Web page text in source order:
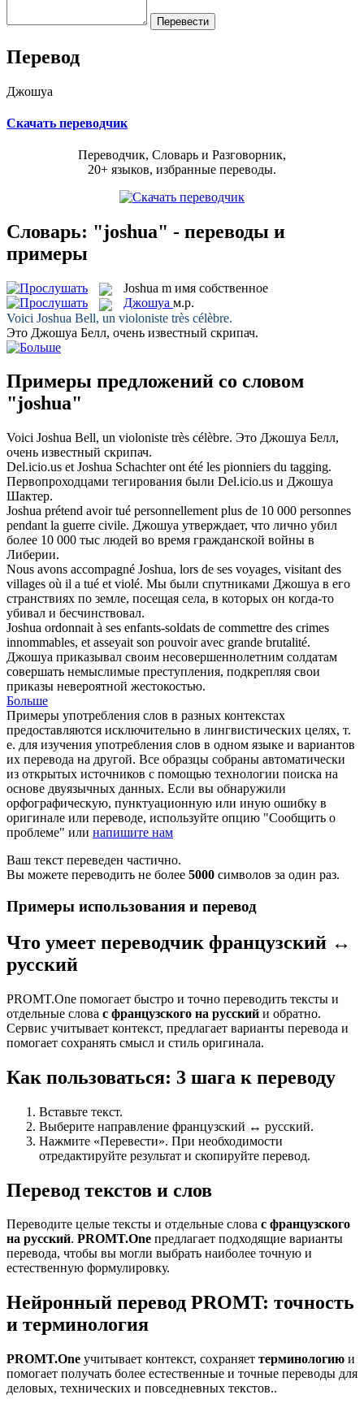
Перевод
Джошуа
Скачать переводчик
Переводчик, Словарь и Разговорник,
20+ языков, избранные переводы.
Словарь: "joshua" - переводы и
примеры
Joshua m имя собственное
Джошуа м.р.
Voici Joshua Bell, un violoniste très célèbre.
Это Джошуа Белл, очень известный скрипач.
Примеры предложений со словом
"joshua"
Voici Joshua Bell, un violoniste très célèbre. Это Джошуа Белл,
очень известный скрипач.
Del.icio.us et Joshua Schachter ont été les pionniers du tagging.
Первопроходцами тегирования были Del.icio.us и Джошуа
Шактер.
Joshua prétend avoir tué personnellement plus de 10 000 personnes
pendant la guerre civile. Джошуа утверждает, что лично убил
более 10 000 тыс людей во время гражданской войны в
Либерии.
Nous avons accompagné Joshua, lors de ses voyages, visitant des
villages où il a tué et violé. Мы были спутниками Джошуа в его
странствиях по земле, посещая села, в которых он когда-то
убивал и бесчинствовал.
Joshua ordonnait à ses enfants-soldats de commettre des crimes
innommables, et asseyait son pouvoir avec grande brutalité.
Джошуа приказывал своим несовершеннолетним солдатам
совершать немыслимые преступления, подкрепляя свои
приказы невероятной жестокостью.
Больше
Примеры употребления слов в разных контекстах
предоставляются исключительно в лингвистических целях, т.
е. для изучения употребления слов в одном языке и вариантов
их перевода на другой. Все образцы собраны автоматически
из открытых источников с помощью технологии поиска на
основе двуязычных данных. Если вы обнаружили
орфографическую, пунктуационную или иную ошибку в
оригинале или переводе, используйте опцию "Сообщить о
проблеме" или напишите нам
Ваш текст переведен частично.
Вы можете переводить не более 5000 символов за один раз.
Примеры использования и перевод
Что умеет переводчик французский ↔
русский
PROMT.One помогает быстро и точно переводить тексты и
отдельные слова с французского на русский и обратно.
Сервис учитывает контекст, предлагает варианты перевода и
помогает сохранять смысл и стиль оригинала.
Как пользоваться: 3 шага к переводу
Вставьте текст.
Выберите направление французский ↔ русский.
Нажмите «Перевести». При необходимости
отредактируйте результат и скопируйте перевод.
Перевод текстов и слов
Переводите целые тексты и отдельные слова с французского
на русский. PROMT.One предлагает подходящие варианты
перевода, чтобы вы могли выбрать наиболее точную и
естественную формулировку.
Нейронный перевод PROMT: точность
и терминология
PROMT.One учитывает контекст, сохраняет терминологию и
помогает получать более естественные и точные переводы для
деловых, технических и повседневных текстов..